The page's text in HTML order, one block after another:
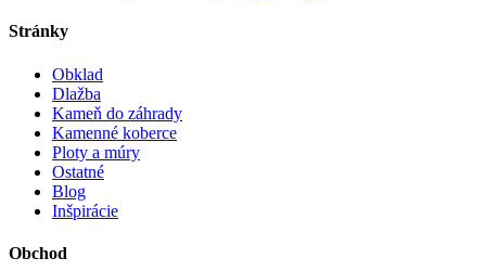
Stránky
Obklad
Dlažba
Kameň do záhrady
Kamenné koberce
Ploty a múry
Ostatné
Blog
Inšpirácie
Obchod